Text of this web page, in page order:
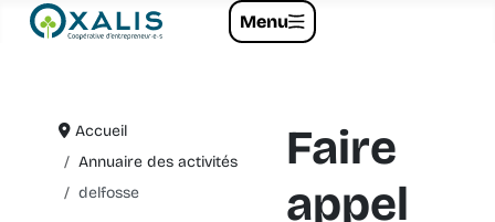
Menu
Accueil
Annuaire des activités
delfosse
Faire
appel